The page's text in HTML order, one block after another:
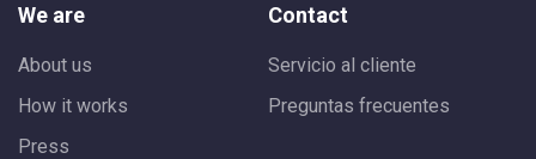
We are
About us
How it works
Press
Contact
Servicio al cliente
Preguntas frecuentes